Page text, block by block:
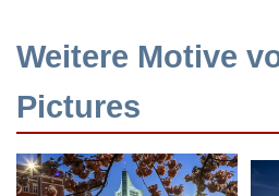
Weitere Motive
Pictures